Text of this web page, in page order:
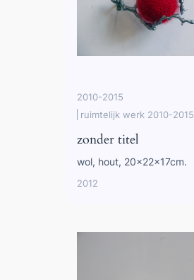
2010-2015
ruimtelijk werk 2010-2015
zonder titel
wol, hout, 20x22x17cm.
2012